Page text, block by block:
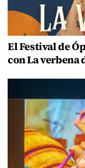
El Festival de
con La verbena